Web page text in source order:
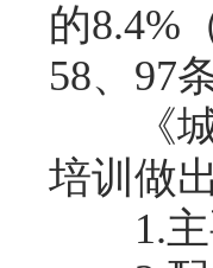
的8.4%
58、97
《城
培训做
1.主